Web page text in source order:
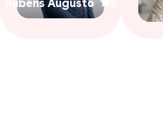
Rubens Augusto